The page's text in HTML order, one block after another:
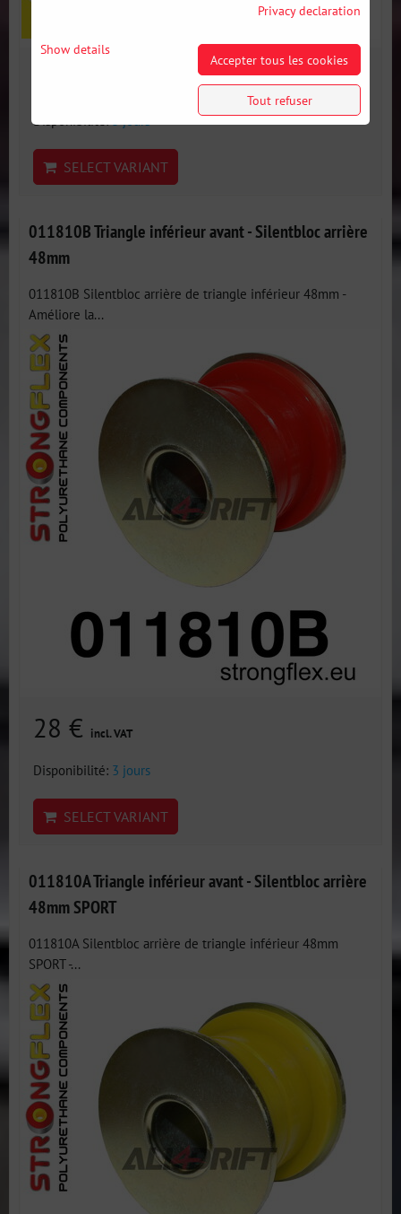
Disponibilité:3 jours
SELECT VARIANT
011810B Triangle inférieur avant - Silentbloc arrière
48mm
011810B Silentbloc arrière de triangle inférieur 48mm -
Améliore la...
28 € incl. VAT
Disponibilité: 3 jours
SELECT VARIANT
011810A Triangle inférieur avant - Silentbloc arrière
48mm SPORT
011810A Silentbloc arrière de triangle inférieur 48mm
SPORT -...
Privacy declaration
Show details
Accepter tous les cookies
Tout refuser